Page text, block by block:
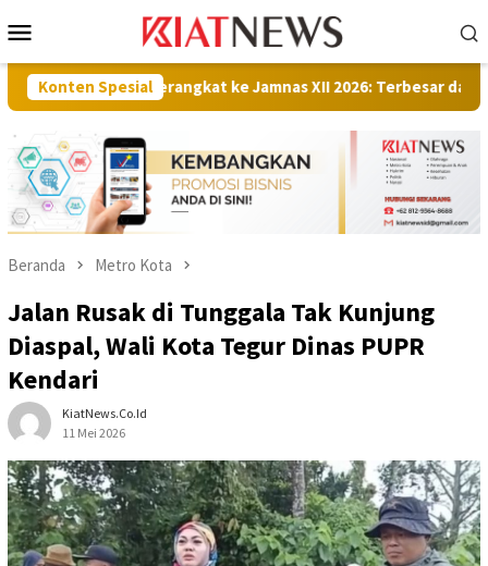
ke
Mobile
Konten Spesial
Berangkat ke Jamnas XII 2026: Terbesar dari Sultra, Ada
Beranda Metro Kota
Jalan Rusak di Tunggala Tak Kunjung
Diaspal, Wali Kota Tegur Dinas PUPR
Kendari
KiatNews.co.id
11 Mei 2026